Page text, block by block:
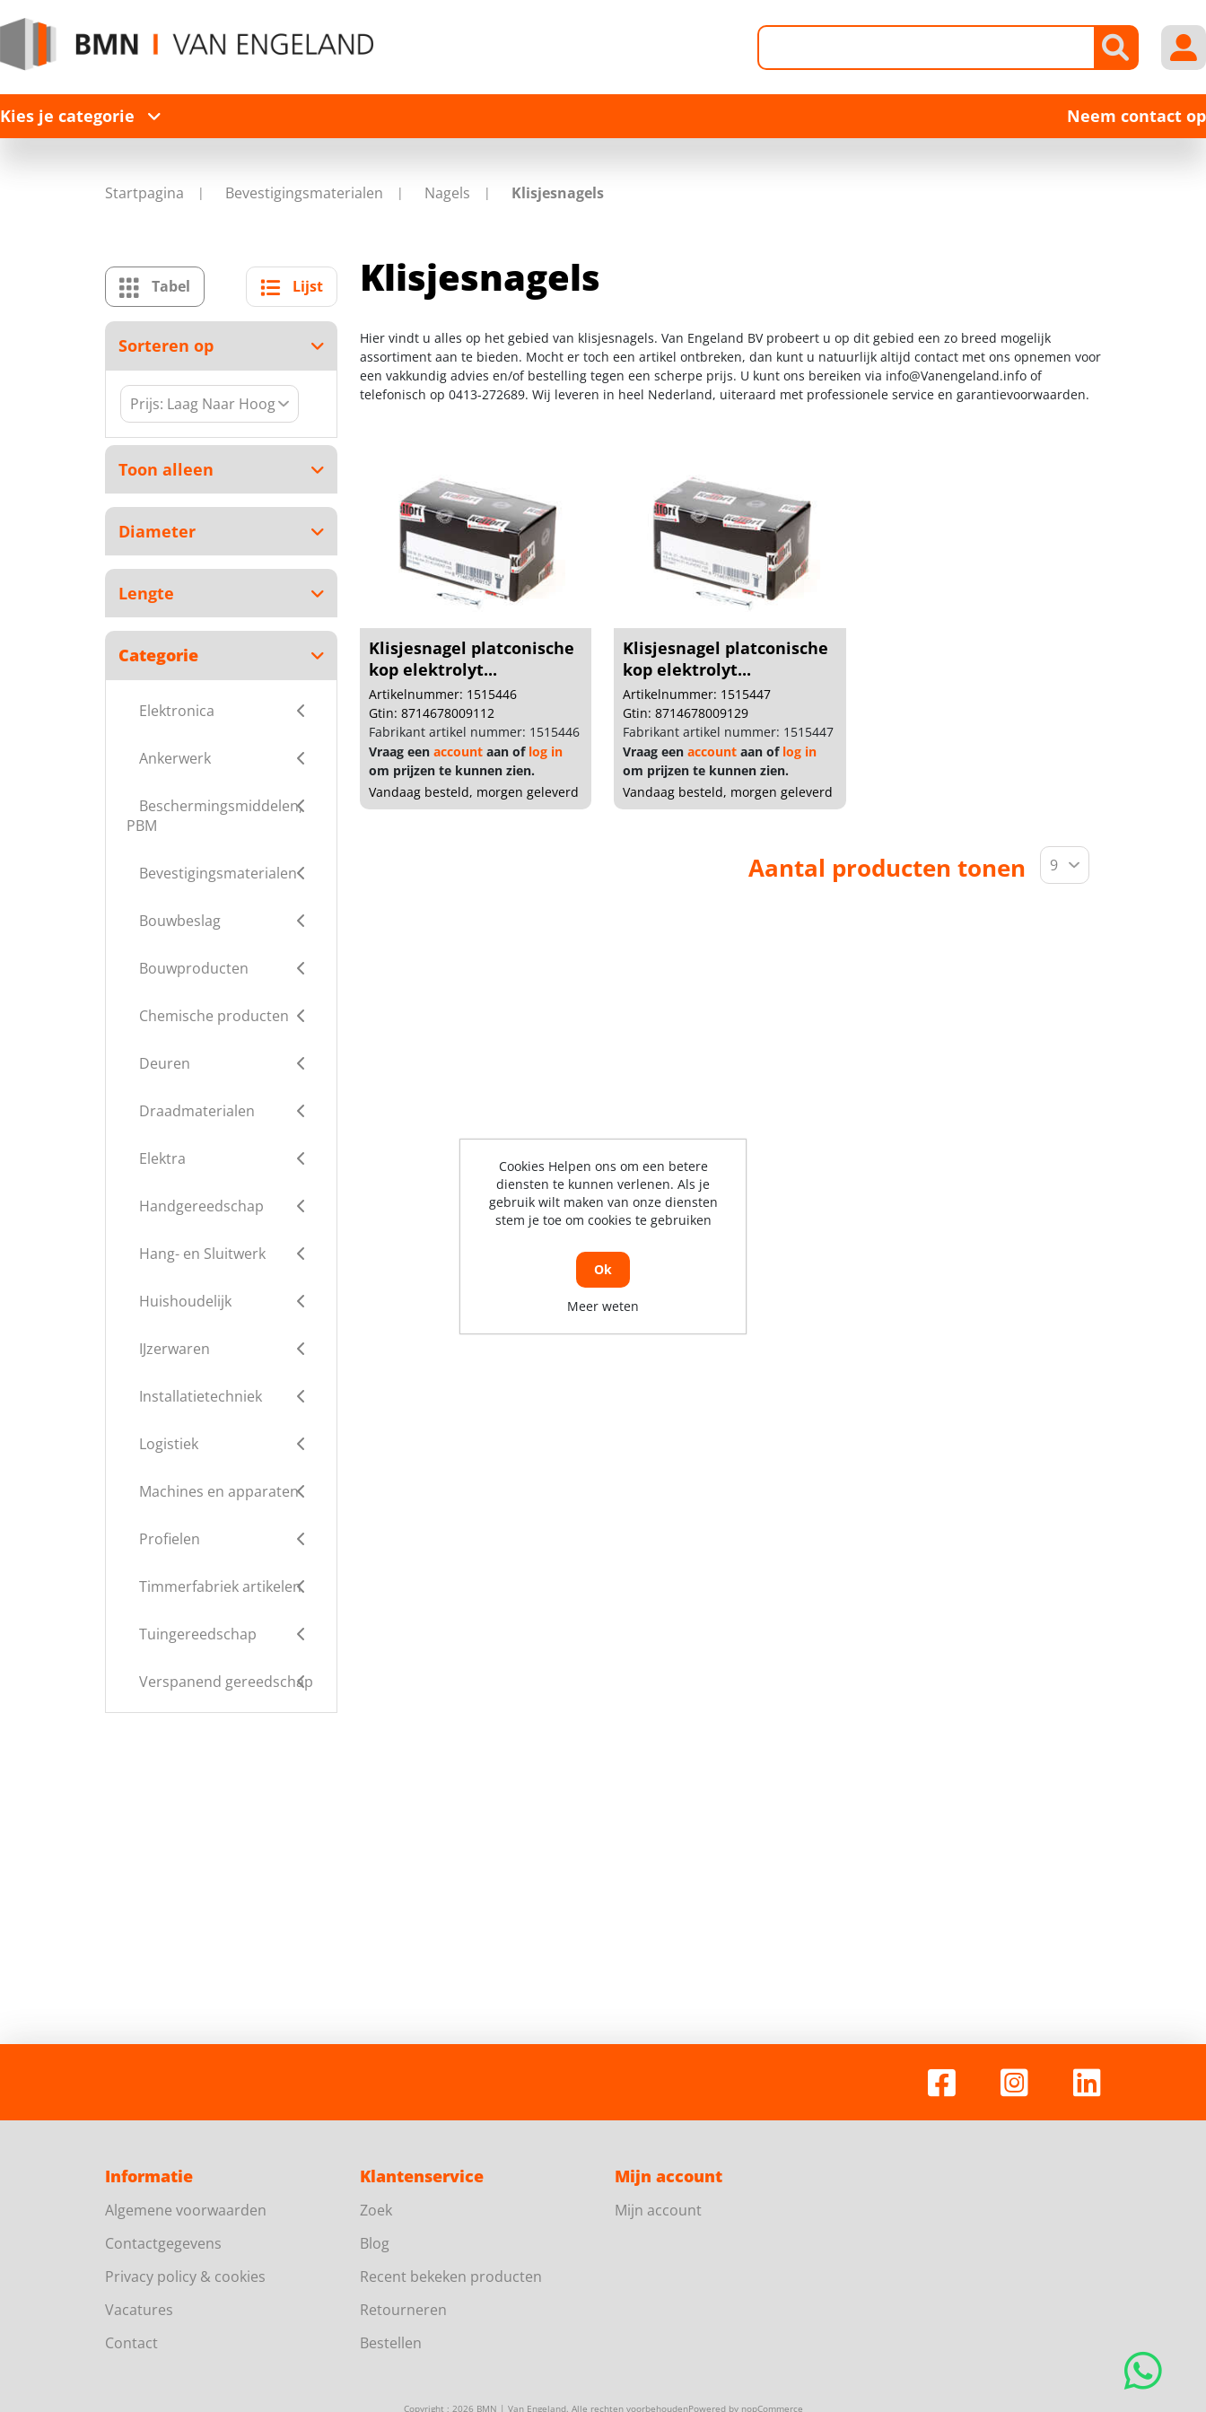
Kies je categorie Neem contact op
Startpagina Bevestigingsmaterialen Nagels Klisjesnagels
Tabel Lijst
Sorteren op
Toon alleen
Diameter
Lengte
Categorie
Elektronica
Ankerwerk
Beschermingsmiddelen,
PBM
Bevestigingsmaterialen
Bouwbeslag
Bouwproducten
Chemische producten
Deuren
Draadmaterialen
Elektra
Handgereedschap
Hang- en Sluitwerk
Huishoudelijk
IJzerwaren
Installatietechniek
Logistiek
Machines en apparaten
Profielen
Timmerfabriek artikelen
Tuingereedschap
Verspanend gereedschap
Klisjesnagels
Hier vindt u alles op het gebied van klisjesnagels. Van Engeland BV probeert u op dit gebied een zo breed mogelijk
assortiment aan te bieden. Mocht er toch een artikel ontbreken, dan kunt u natuurlijk altijd contact met ons opnemen voor
een vakkundig advies en/of bestelling tegen een scherpe prijs. U kunt ons bereiken via info@Vanengeland.infoof
telefonisch op 0413-272689. Wij leveren in heel Nederland, uiteraard met professionele service en garantievoorwaarden.
Klisjesnagel platconische
kop elektrolyt...
Artikelnummer: 1515446
Gtin: 8714678009112
Fabrikant artikel nummer: 1515446
Vraag een accountaan of log in
om prijzen te kunnen zien.
Vandaag besteld, morgen geleverd
Klisjesnagel platconische
kop elektrolyt...
Artikelnummer: 1515447
Gtin: 8714678009129
Fabrikant artikel nummer: 1515447
Vraag eenaccount aan of log in
om prijzen te kunnen zien.
Vandaag besteld, morgen geleverd
Aantal producten tonen
Informatie
Algemene voorwaarden
Contactgegevens
Privacy policy & cookies
Vacatures
Contact
Klantenservice
Zoek
Blog
Recent bekeken producten
Retourneren
Bestellen
Mijn account
Mijn account
Copyright ; 2026 BMN | Van Engeland. Alle rechten voorbehoudenPowered by nopCommerce
Cookies Helpen ons om een betere
diensten te kunnen verlenen. Als je
gebruik wilt maken van onze diensten
stem je toe om cookies te gebruiken
Ok
Meer weten